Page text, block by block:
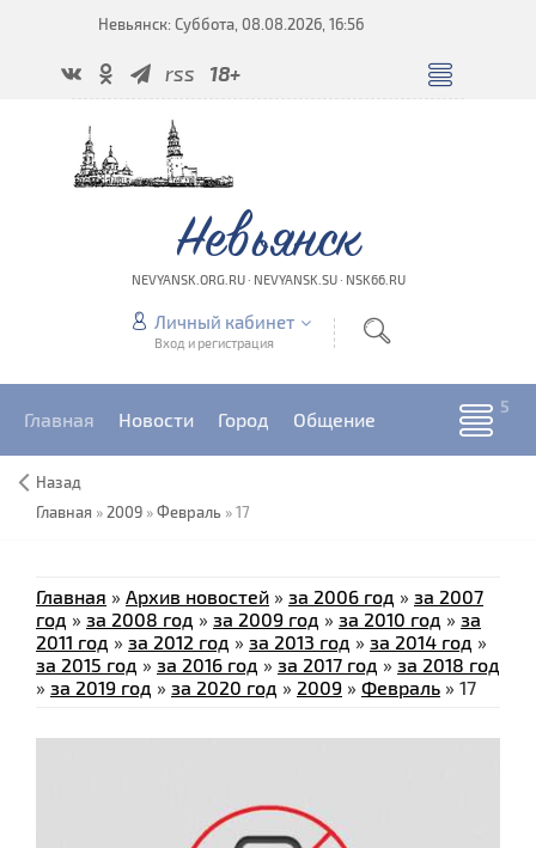
Невьянск: Суббота, 08.08.2026, 16:56
rss 18+
Невьянск
NEVYANSK.ORG.RU · NEVYANSK.SU · NSK66.RU
Личный кабинет
Вход и регистрация
Главная Новости Город Общение
Назад
Главная » 2009 »Февраль »17
Главная » Архив новостей » за 2006 год » за 2007
год » за 2008 год » за 2009 год » за 2010 год » за
2011 год » за 2012 год » за 2013 год » за 2014 год »
за 2015 год » за 2016 год » за 2017 год » за 2018 год
» за 2019 год » за 2020 год » 2009 » Февраль » 17